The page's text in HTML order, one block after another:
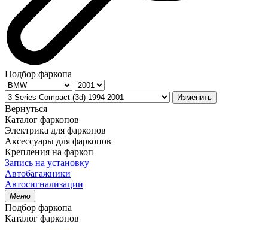
Подбор фаркопа
Изменить
Вернуться
Каталог фаркопов
Электрика для фаркопов
Аксессуары для фаркопов
Крепления на фаркоп
Запись на установку
Автобагажники
Автосигнализации
Меню
Подбор фаркопа
Каталог фаркопов